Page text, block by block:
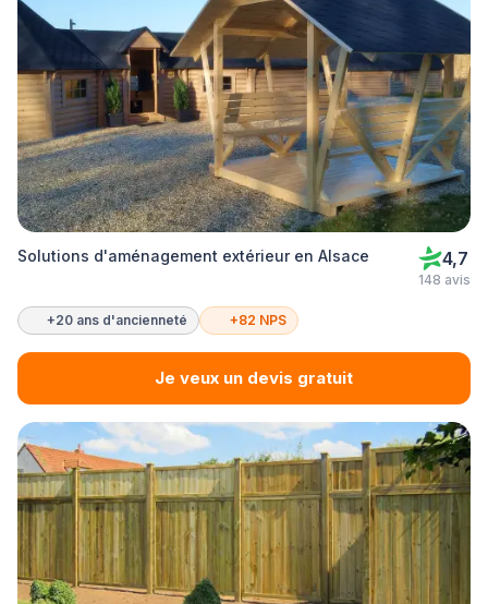
Solutions d'aménagement extérieur en Alsace 4,7
148 avis
+20 ans d'ancienneté +82 NPS
Je veux un devis gratuit